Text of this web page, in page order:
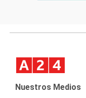
Nuestros Medios